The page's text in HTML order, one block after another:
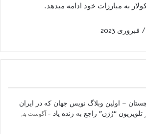
به مبارزات خود ادامه میدهد.
2023
– اولین وبلاگ نویس جهان که در ایران
“رُژن” راجع به زنده یاد
آگوست 4,